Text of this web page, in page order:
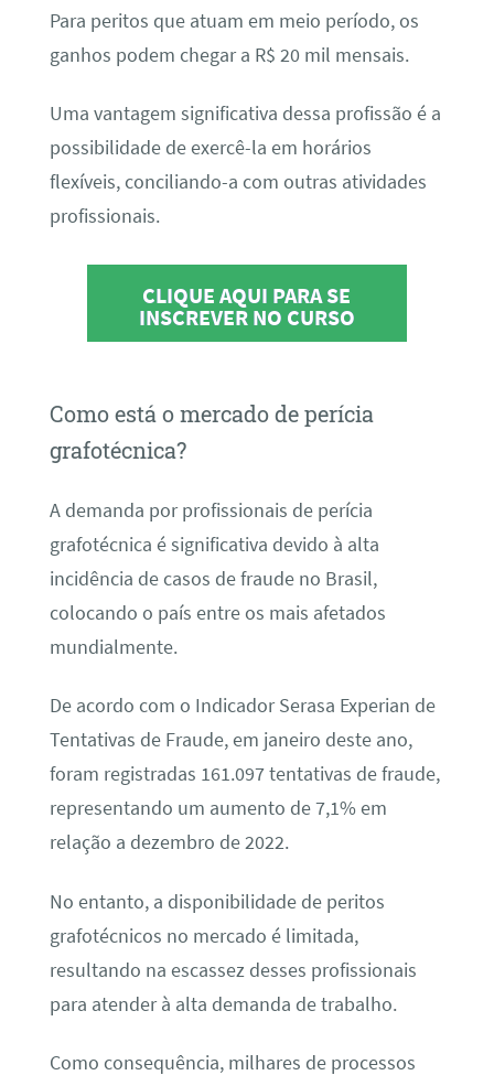
Para peritos que atuam em meio período, os
ganhos podem chegar a R$ 20 mil mensais.
Uma vantagem significativa dessa profissão é a
possibilidade de exercê-la em horários
flexíveis, conciliando-a com outras atividades
profissionais.
CLIQUE AQUI PARA SE
INSCREVER NO CURSO
Como está o mercado de perícia
grafotécnica?
A demanda por profissionais de perícia
grafotécnica é significativa devido à alta
incidência de casos de fraude no Brasil,
colocando o país entre os mais afetados
mundialmente.
De acordo com o Indicador Serasa Experian de
Tentativas de Fraude, em janeiro deste ano,
foram registradas 161.097 tentativas de fraude,
representando um aumento de 7,1% em
relação a dezembro de 2022.
No entanto, a disponibilidade de peritos
grafotécnicos no mercado é limitada,
resultando na escassez desses profissionais
para atender à alta demanda de trabalho.
Como consequência, milhares de processos